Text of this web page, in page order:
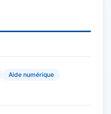
Aide numérique